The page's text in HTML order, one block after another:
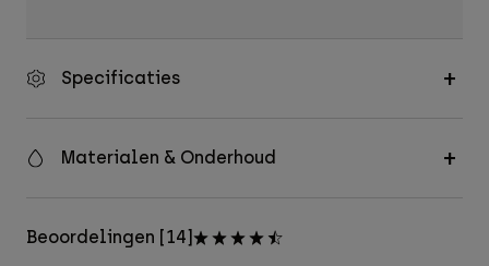
Specificaties
Materialen & Onderhoud
Beoordelingen [14]